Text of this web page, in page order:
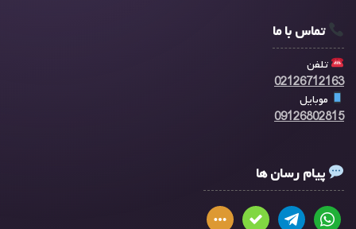
تماس با ما
تلفن
02126712163
موبایل
09126802815
پیام رسان ها